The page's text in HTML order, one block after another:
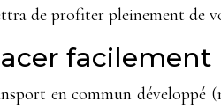
de profiter pleinement de
facilement
en commun